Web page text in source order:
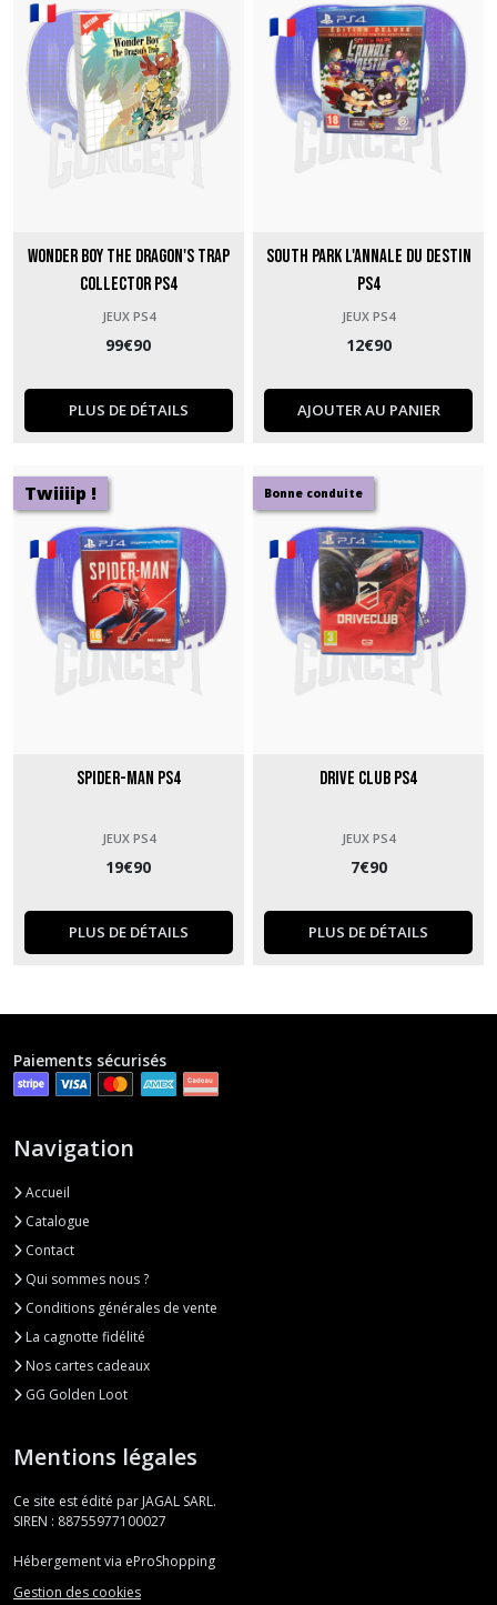
Wonder Boy The Dragon's Trap
Collector PS4
JEUX PS4
99€90
PLUS DE DÉTAILS
South Park L'Annale du Destin
PS4
JEUX PS4
12€90
AJOUTER AU PANIER
Twiiiip !
Spider-Man PS4
JEUX PS4
19€90
PLUS DE DÉTAILS
Bonne conduite
Drive Club PS4
JEUX PS4
7€90
PLUS DE DÉTAILS
Paiements sécurisés
Navigation
Accueil
Catalogue
Contact
Qui sommes nous ?
Conditions générales de vente
La cagnotte fidélité
Nos cartes cadeaux
GG Golden Loot
Mentions légales
Ce site est édité par JAGAL SARL.
SIREN : 88755977100027
Hébergement via eProShopping
Gestion des cookies